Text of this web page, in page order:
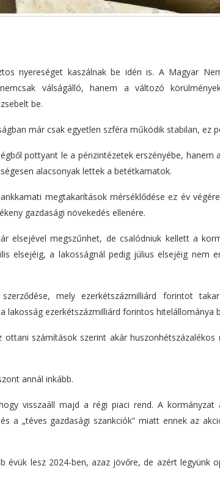
nyereséget kaszálnak be idén is. A Magyar
válságálló, hanem a változó
be.
már csak egyetlen szféra működik stabilan, ez
pottyant le a pénzintézetek erszényébe, hanem
alacsonyak lettek a betétkamatok.
megtakarítások mérséklődése ez év
gazdasági növekedés ellenére.
elsejével megszűnhet, de csalódniuk kellett a
elsejéig, a lakosságnál pedig július elsejéig nem
mely ezerkétszázmilliárd forintot
ezerkétszázmilliárd forintos hitelállománya
számítások szerint akár
annál inkább.
visszaáll majd a régi piaci rend. A kormányzat
a „téves gazdasági szankciók” miatt ennek az
évük lesz 2024-ben, azaz jövőre, de azért legyünk